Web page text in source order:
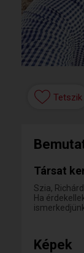
Tetszik
Társat
Szia,
Ha
Képek